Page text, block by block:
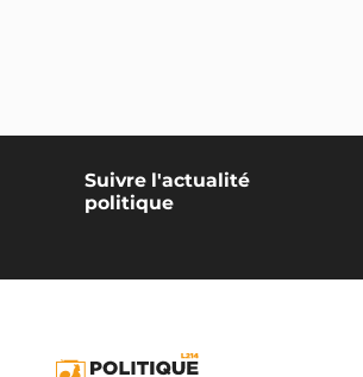
piscicoles
Mesures miroirs sur les
Interdiction des navires
Interdiction nationale
Suivre l'actualité
politique